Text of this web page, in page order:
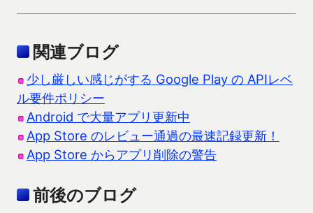
関連ブログ
少し厳しい感じがする Google Play の APIレベ
ル要件ポリシー
Android で大量アプリ更新中
App Store のレビュー通過の最速記録更新！
App Store からアプリ削除の警告
前後のブログ